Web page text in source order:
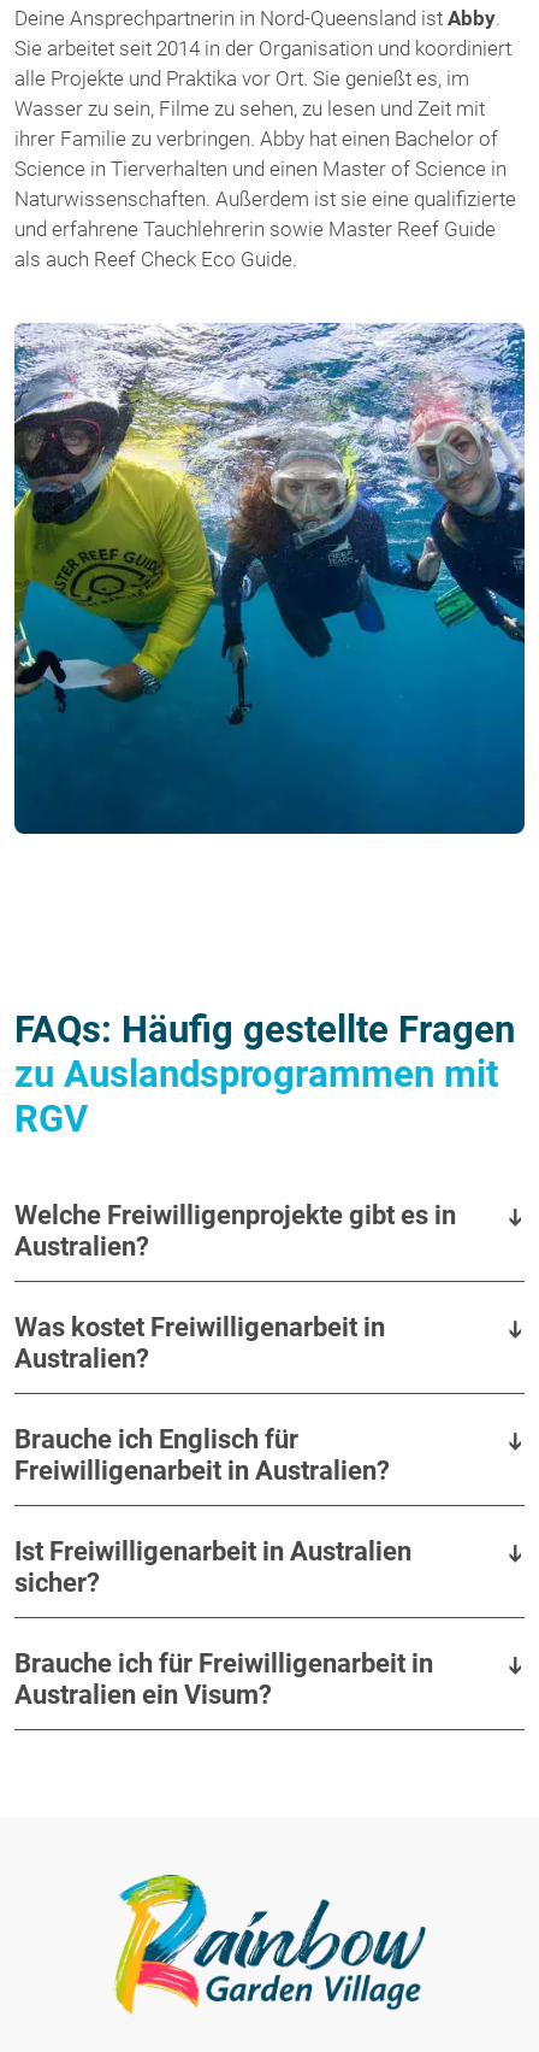
Deine Ansprechpartnerin in Nord-Queensland ist Abby.
Sie arbeitet seit 2014 in der Organisation und koordiniert
alle Projekte und Praktika vor Ort. Sie genießt es, im
Wasser zu sein, Filme zu sehen, zu lesen und Zeit mit
ihrer Familie zu verbringen. Abby hat einen Bachelor of
Science in Tierverhalten und einen Master of Science in
Naturwissenschaften. Außerdem ist sie eine qualifizierte
und erfahrene Tauchlehrerin sowie Master Reef Guide
als auch Reef Check Eco Guide.
FAQs: Häufig gestellte Fragen
zu Auslandsprogrammen mit
RGV
Welche Freiwilligenprojekte gibt es in
Australien?
Was kostet Freiwilligenarbeit in
Australien?
Brauche ich Englisch für
Freiwilligenarbeit in Australien?
Ist Freiwilligenarbeit in Australien
sicher?
Brauche ich für Freiwilligenarbeit in
Australien ein Visum?